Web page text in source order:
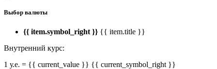
Выбор валюты
{{ item.symbol_right }} {{ item.title }}
Внутренний курс:
1 у.е. = {{ current_value }} {{ current_symbol_right }}